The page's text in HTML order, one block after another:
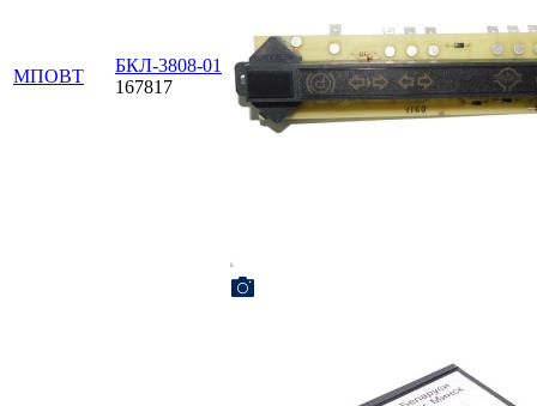
МПОВТ
БКЛ-3808-01
167817